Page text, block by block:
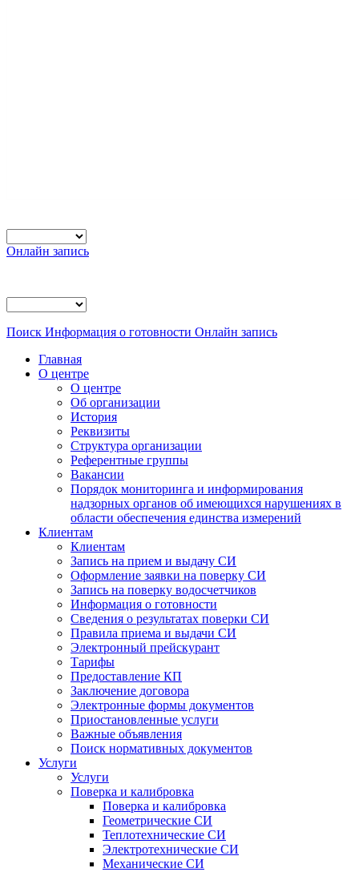
Онлайн запись
Поиск Информация о готовности Онлайн запись
Главная
О центре
О центре
Об организации
История
Реквизиты
Структура организации
Референтные группы
Вакансии
Порядок мониторинга и информирования
надзорных органов об имеющихся нарушениях в
области обеспечения единства измерений
Клиентам
Клиентам
Запись на прием и выдачу СИ
Оформление заявки на поверку СИ
Запись на поверку водосчетчиков
Информация о готовности
Сведения о результатах поверки СИ
Правила приема и выдачи СИ
Электронный прейскурант
Тарифы
Предоставление КП
Заключение договора
Электронные формы документов
Приостановленные услуги
Важные объявления
Поиск нормативных документов
Услуги
Услуги
Поверка и калибровка
Поверка и калибровка
Геометрические СИ
Теплотехнические СИ
Электротехнические СИ
Механические СИ